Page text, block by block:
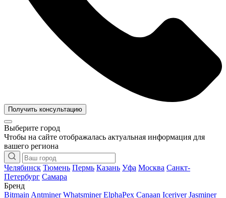
Получить консультацию
Выберите город
Чтобы на сайте отображалась актуальная информация для
вашего региона
Челябинск Тюмень Пермь Казань Уфа Москва Санкт-
Петербург Самара
Бренд
Bitmain Antminer Whatsminer ElphaPex Canaan Iceriver Jasminer